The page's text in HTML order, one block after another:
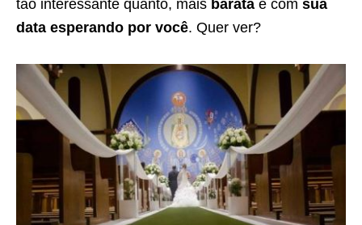
tão interessante quanto, mais barata e com sua
data esperando por você. Quer ver?